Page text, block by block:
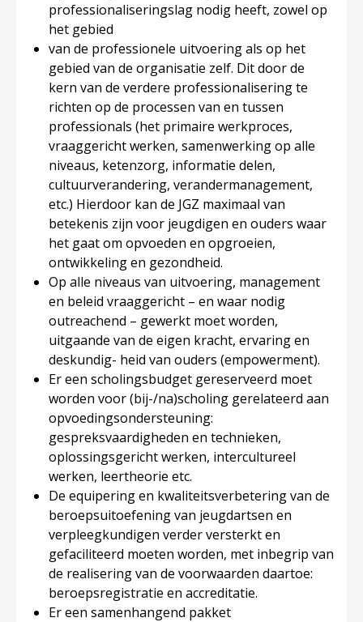
professionaliseringslag nodig heeft, zowel op
het gebied
van de professionele uitvoering als op het
gebied van de organisatie zelf. Dit door de
kern van de verdere professionalisering te
richten op de processen van en tussen
professionals (het primaire werkproces,
vraaggericht werken, samenwerking op alle
niveaus, ketenzorg, informatie delen,
cultuurverandering, verandermanagement,
etc.) Hierdoor kan de JGZ maximaal van
betekenis zijn voor jeugdigen en ouders waar
het gaat om opvoeden en opgroeien,
ontwikkeling en gezondheid.
Op alle niveaus van uitvoering, management
en beleid vraaggericht – en waar nodig
outreachend – gewerkt moet worden,
uitgaande van de eigen kracht, ervaring en
deskundig- heid van ouders (empowerment).
Er een scholingsbudget gereserveerd moet
worden voor (bij-/na)scholing gerelateerd aan
opvoedingsondersteuning:
gespreksvaardigheden en technieken,
oplossingsgericht werken, intercultureel
werken, leertheorie etc.
De equipering en kwaliteitsverbetering van de
beroepsuitoefening van jeugdartsen en
verpleegkundigen verder versterkt en
gefaciliteerd moeten worden, met inbegrip van
de realisering van de voorwaarden daartoe:
beroepsregistratie en accreditatie.
Er een samenhangend pakket